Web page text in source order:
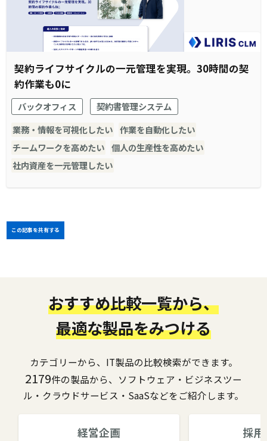
契約ライフサイクルの一元管理を実現。30時間の契
約作業も0に
バックオフィス
契約書管理システム
業務・情報を可視化したい 作業を自動化したい
チームワークを高めたい 個人の生産性を高めたい
社内資産を一元管理したい
この記事を共有する
おすすめ比較一覧から、
最適な製品をみつける
カテゴリーから、IT製品の比較検索ができます。
2179件の製品から、ソフトウェア・ビジネスツー
ル・クラウドサービス・SaaSなどをご紹介します。
経営企画 採